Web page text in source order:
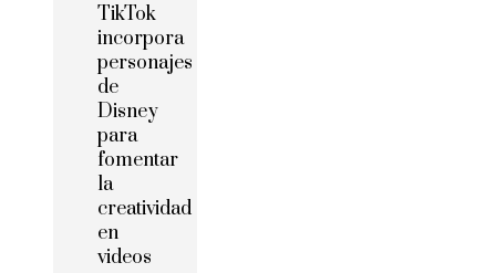
TikTok
incorpora
personajes
de
Disney
para
fomentar
la
creatividad
en
videos